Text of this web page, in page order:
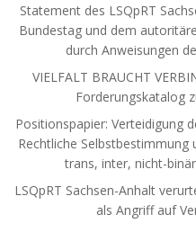
Statement des LSQpRT
Bundestag und dem
durch Anweisungen
VIELFALT BRAUCHT
Forderungskatalog
Positionspapier: Verteidigung
Rechtliche
trans, inter, nicht-
LSQpRT Sachsen-Anhalt
als Angriff auf